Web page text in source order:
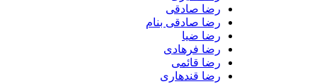
رضا صادقی
رضا صادقی بنام
رضا ضیا
رضا فرهادی
رضا قائمی
رضا قندهاری